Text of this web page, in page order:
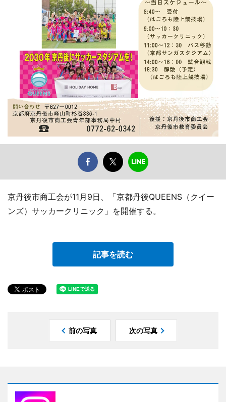
京丹後市商工会が11月9日、「京都丹後QUEENS（クイー
ンズ）サッカークリニック」を開催する。
記事を読む
前の写真 次の写真